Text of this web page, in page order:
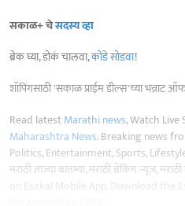
सकाळ+ चेसदस्य व्हा
ब्रेक घ्या, डोकं चालवा,कोडे सोडवा!
शॉपिंगसाठी 'सकाळ प्राईम डील्स'च्या भन्नाट
Read latestMarathi news, Watch
Maharashtra News. Breaking news
Politics, Entertainment, Sports,
मराठी ताज्या बातम्या, मराठी ब्रेकिंग न्यूज,
on Esakal Mobile App. Download the